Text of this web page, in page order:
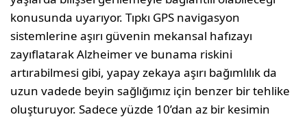
konusunda uyarıyor. Tıpkı GPS navigasyon
sistemlerine aşırı güvenin mekansal hafızayı
zayıflatarak Alzheimer ve bunama riskini
artırabilmesi gibi, yapay zekaya aşırı bağımlılık da
uzun vadede beyin sağlığımız için benzer bir tehlike
oluşturuyor. Sadece yüzde 10’dan az bir kesimin